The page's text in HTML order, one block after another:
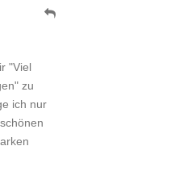
"Viel
zu
ich nur